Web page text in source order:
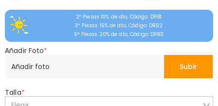
2ª Piezas 10% de dto, Código: DRB1
3ª Piezas 15% de dto, Código: DRB2
5ª Piezas 20% de dto, Código: DRB3
Añadir Foto*
Añadir foto
Subir
Talla*